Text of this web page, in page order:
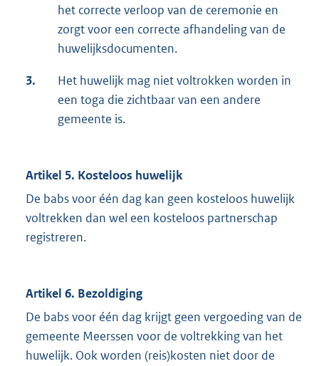
het correcte verloop van de ceremonie en
zorgt voor een correcte afhandeling van de
huwelijksdocumenten.
3.
Het huwelijk mag niet voltrokken worden in
een toga die zichtbaar van een andere
gemeente is.
Artikel 5. Kosteloos huwelijk
De babs voor één dag kan geen kosteloos huwelijk
voltrekken dan wel een kosteloos partnerschap
registreren.
Artikel 6. Bezoldiging
De babs voor één dag krijgt geen vergoeding van de
gemeente Meerssen voor de voltrekking van het
huwelijk. Ook worden (reis)kosten niet door de